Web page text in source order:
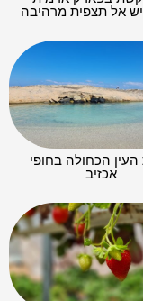
אל תצפית מרהיבה
העין הכחולה בחופי
אכזיב